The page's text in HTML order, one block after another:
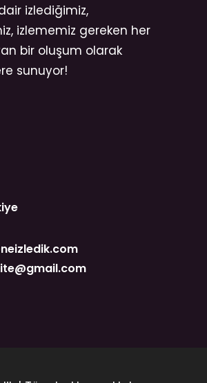
izlediğimiz,
izlememiz gereken her
bir oluşum olarak
sunuyor!